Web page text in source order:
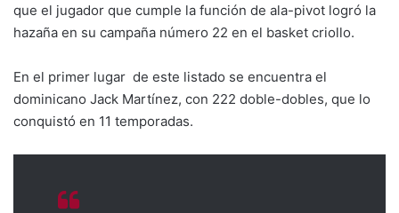
que el jugador que cumple la función de ala-pivot logró la
hazaña en su campaña número 22 en el basket criollo.
En el primer lugar de este listado se encuentra el
dominicano Jack Martínez, con 222 doble-dobles, que lo
conquistó en 11 temporadas.